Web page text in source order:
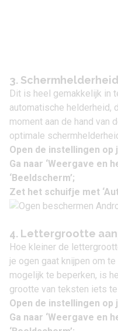
3.
Dit is heel gemakkelijk in
automatische helderheid,
moment aan de hand van
optimale
Open de instellingen op
Ga naar ‘Weergave en
‘Beeldscherm’;
Zet het schuifje met
4. Lettergrootte
Hoe kleiner de
je ogen gaat knijpen om
mogelijk te beperken, is
grootte van teksten iets
Open de instellingen op
Ga naar ‘Weergave en